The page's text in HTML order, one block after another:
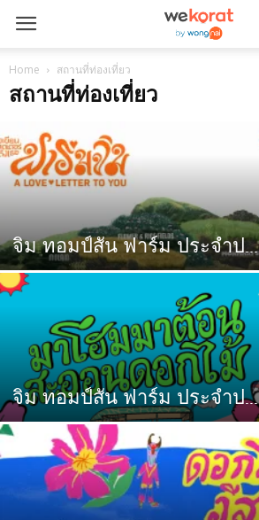
Home สถานที่ท่องเที่ยว
สถานที่ท่องเที่ยว
จิม ทอมป์สัน ฟาร์ม ประจำป...
จิม ทอมป์สัน ฟาร์ม ประจำป...